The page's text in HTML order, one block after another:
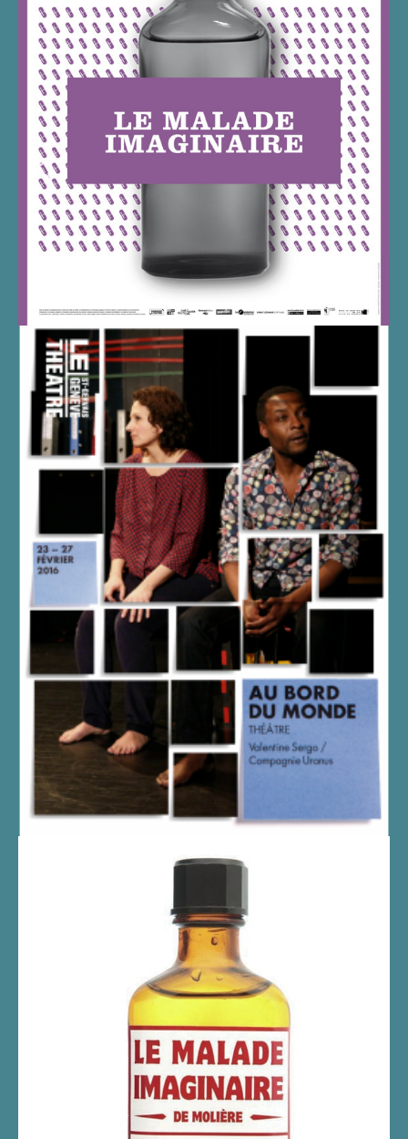
LE MALADE IMAGINAIRE
REPRISE AU THÉÂTRE PITOËFF
AU BORD DU MONDE 2016
REPRISE AU THÉÂTRE SAINT-
GERVAIS EN 2016